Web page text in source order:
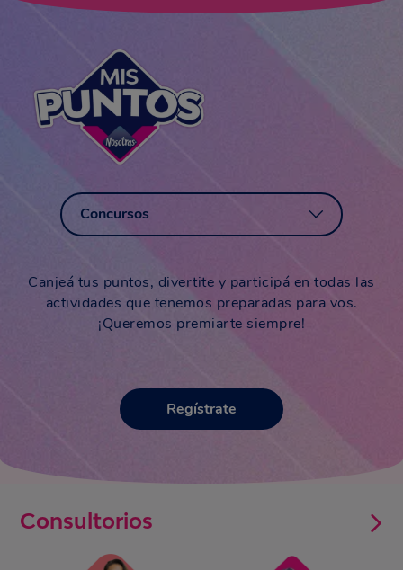
Concursos
Canjeá tus puntos, divertite y participá en todas las
actividades que tenemos preparadas para vos.
¡Queremos premiarte siempre!
Regístrate
Consultorios